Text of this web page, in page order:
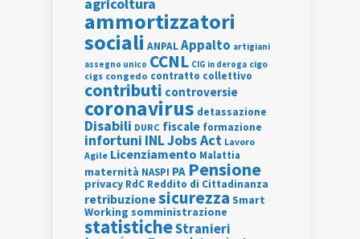
ammortizzatori
sociali ANPALAppalto artigiani
assegno unico CCNL CIG in deroga cigo
cigs congedo contratto collettivo
contributi controversie
coronavirus detassazione
Disabili DURC fiscale formazione
infortuni INLJobs Act Lavoro
Agile Licenziamento Malattia
maternità NASPI PA Pensione
privacy RdC Reddito di Cittadinanza
retribuzionesicurezza Smart
Working somministrazione
statisticheStranieri